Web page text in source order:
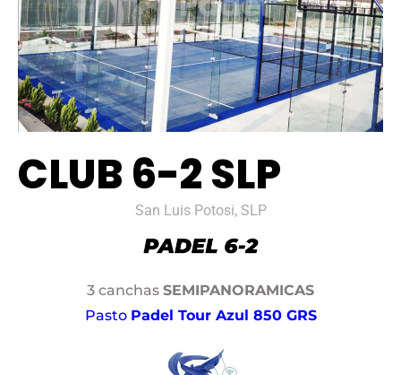
CLUB 6-2 SLP
San Luis Potosi, SLP
3 canchas SEMIPANORAMICAS
Pasto Padel Tour Azul 850 GRS